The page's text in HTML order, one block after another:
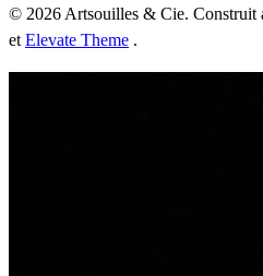
© 2026 Artsouilles & Cie. Construit
et Elevate Theme .